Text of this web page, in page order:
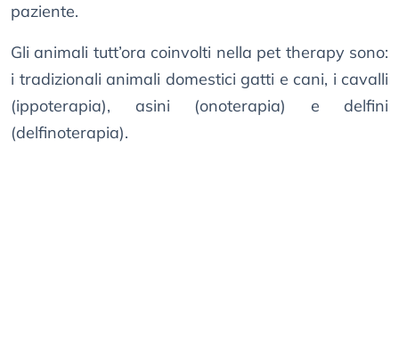
paziente.
Gli animali tutt’ora coinvolti nella pet therapy sono:
i tradizionali animali domestici gatti e cani, i cavalli
(ippoterapia), asini (onoterapia) e delfini
(delfinoterapia).